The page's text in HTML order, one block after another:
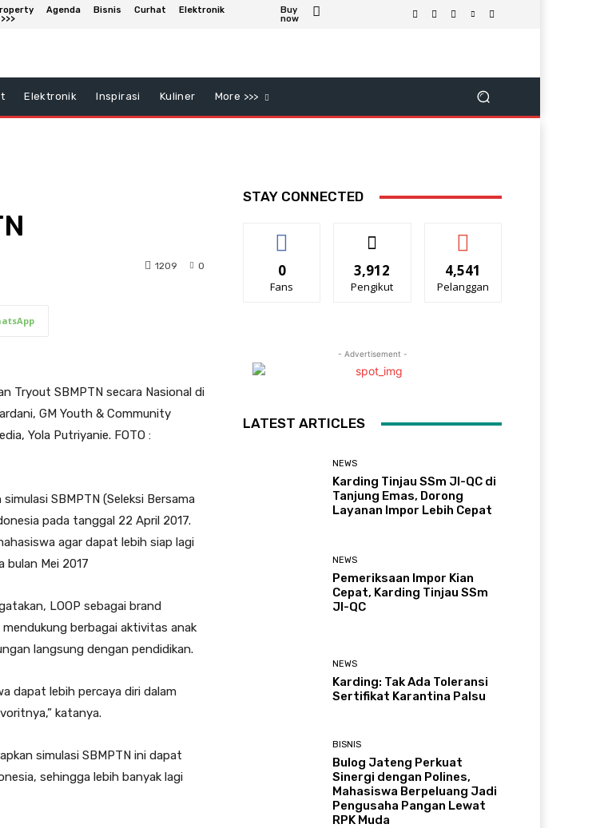
Agenda Bisnis Curhat
Elektronik
Buy
now
Elektronik Inspirasi Kuliner More >>>
0
1209
Tryout SBMPTN secara Nasional di
GM Youth & Community
Yola Putriyanie. FOTO :
SBMPTN (Seleksi Bersama
pada tanggal 22 April 2017.
agar dapat lebih siap lagi
bulan Mei 2017
LOOP sebagai brand
berbagai aktivitas anak
langsung dengan pendidikan.
dapat lebih percaya diri dalam
katanya.
simulasi SBMPTN ini dapat
sehingga lebih banyak lagi
STAY CONNECTED
0
Fans
3,912
Pengikut
4,541
Pelanggan
- Advertisement -
LATEST ARTICLES
NEWS
Karding Tinjau SSm JI-QC di
Tanjung Emas, Dorong
Layanan Impor Lebih Cepat
NEWS
Pemeriksaan Impor Kian
Cepat, Karding Tinjau SSm
JI-QC
NEWS
Karding: Tak Ada Toleransi
Sertifikat Karantina Palsu
BISNIS
Bulog Jateng Perkuat
Sinergi dengan Polines,
Mahasiswa Berpeluang Jadi
Pengusaha Pangan Lewat
RPK Muda